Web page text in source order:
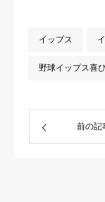
イップス
野球イップス喜
前の記